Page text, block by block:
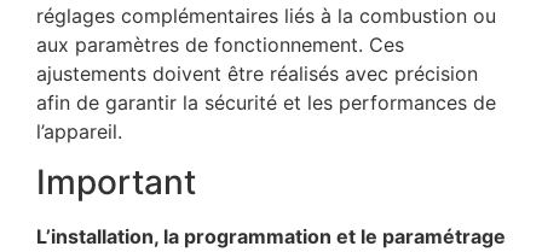
réglages complémentaires liés à la combustion ou
aux paramètres de fonctionnement. Ces
ajustements doivent être réalisés avec précision
afin de garantir la sécurité et les performances de
l’appareil.
Important
L’installation, la programmation et le paramétrage